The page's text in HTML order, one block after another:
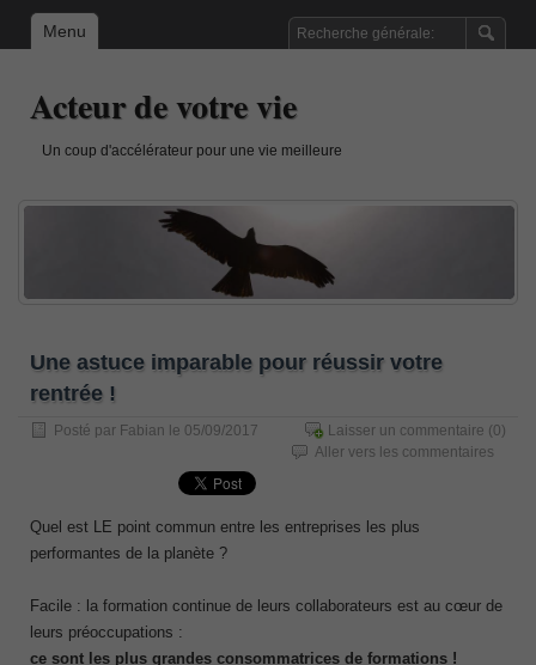
Menu
Acteur de votre vie
Un coup d'accélérateur pour une vie meilleure
Une astuce imparable pour réussir votre
rentrée !
Posté par Fabian le 05/09/2017 Laisser un commentaire (0)
Aller vers les commentaires
Quel est LE point commun entre les entreprises les plus
performantes de la planète ?
Facile : la formation continue de leurs collaborateurs est au cœur de
leurs préoccupations :
ce sont les plus grandes consommatrices de formations !